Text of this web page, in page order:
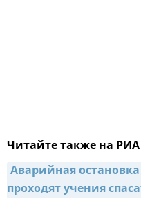
Читайте также на
Аварийная
проходят учения